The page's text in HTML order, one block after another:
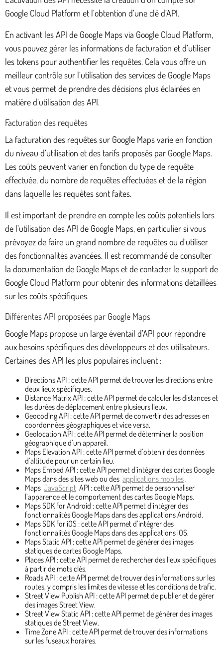
Google Cloud Platform et l’obtention d’une clé d’API.
En activant les API de Google Maps via Google Cloud Platform,
vous pouvez gérer les informations de facturation et d’utiliser
les tokens pour authentifier les requêtes. Cela vous offre un
meilleur contrôle sur l’utilisation des services de Google Maps
et vous permet de prendre des décisions plus éclairées en
matière d’utilisation des API.
Facturation des requêtes
La facturation des requêtes sur Google Maps varie en fonction
du niveau d’utilisation et des tarifs proposés par Google Maps.
Les coûts peuvent varier en fonction du type de requête
effectuée, du nombre de requêtes effectuées et de la région
dans laquelle les requêtes sont faites.
Il est important de prendre en compte les coûts potentiels lors
de l’utilisation des API de Google Maps, en particulier si vous
prévoyez de faire un grand nombre de requêtes ou d’utiliser
des fonctionnalités avancées. Il est recommandé de consulter
la documentation de Google Maps et de contacter le support de
Google Cloud Platform pour obtenir des informations détaillées
sur les coûts spécifiques.
Différentes API proposées par Google Maps
Google Maps propose un large éventail d’API pour répondre
aux besoins spécifiques des développeurs et des utilisateurs.
Certaines des API les plus populaires incluent :
Directions API : cette API permet de trouver les directions entre
deux lieux spécifiques.
Distance Matrix API : cette API permet de calculer les distances et
les durées de déplacement entre plusieurs lieux.
Geocoding API : cette API permet de convertir des adresses en
coordonnées géographiques et vice versa.
Geolocation API : cette API permet de déterminer la position
géographique d’un appareil.
Maps Elevation API : cette API permet d’obtenir des données
d’altitude pour un certain lieu.
Maps Embed API : cette API permet d’intégrer des cartes Google
Maps dans des sites web ou des applications mobiles .
Maps JavaScript API : cette API permet de personnaliser
l’apparence et le comportement des cartes Google Maps.
Maps SDK for Android : cette API permet d’intégrer des
fonctionnalités Google Maps dans des applications Android.
Maps SDK for iOS : cette API permet d’intégrer des
fonctionnalités Google Maps dans des applications iOS.
Maps Static API : cette API permet de générer des images
statiques de cartes Google Maps.
Places API : cette API permet de rechercher des lieux spécifiques
à partir de mots clés.
Roads API : cette API permet de trouver des informations sur les
routes, y compris les limites de vitesse et les conditions de trafic.
Street View Publish API : cette API permet de publier et de gérer
des images Street View.
Street View Static API : cette API permet de générer des images
statiques de Street View.
Time Zone API : cette API permet de trouver des informations
sur les fuseaux horaires.